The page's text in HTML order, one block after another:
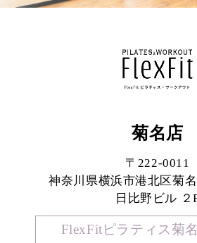
菊名店
〒222-0011
神奈川県横浜市港北区菊
日比野ビル ２
FlexFitピラティス菊